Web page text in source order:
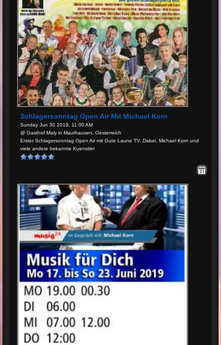
Schlagersonntag Open Air Mit Michael Korn
Sunday Jun 30 2019, 11:00 AM
@ Gasthof Maly in Mauthausen, Oesterreich
Erster Schlagersonntag Open Air mit Gute Laune TV. Dabei, Michael Korn und
viele andere bekannte Kuenstler